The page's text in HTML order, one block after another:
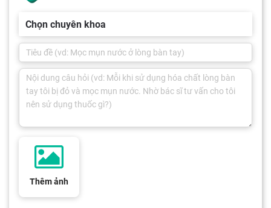
Chọn chuyên khoa
Thêm ảnh